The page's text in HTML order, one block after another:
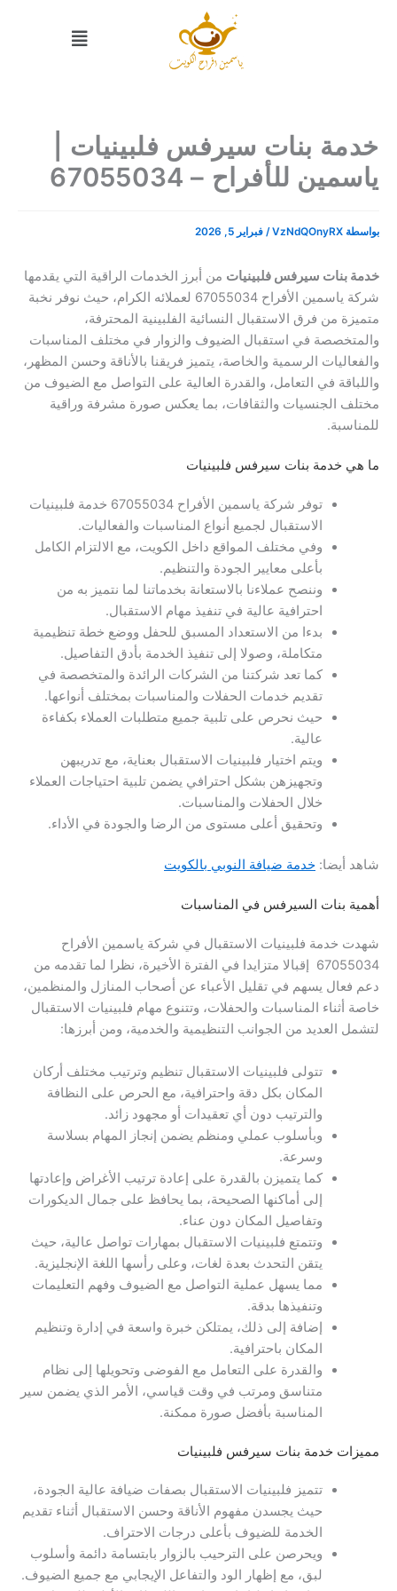
القائمة
خدمة بنات سيرفس فلبينيات |
ياسمين للأفراح – 67055034
بواسطة VzNdQOnyRX
/ فبراير 5, 2026
خدمة بنات سيرفس فلبينيات من أبرز الخدمات الراقية التي يقدمها
شركة ياسمين الأفراح 67055034 لعملائه الكرام، حيث نوفر نخبة
متميزة من فرق الاستقبال النسائية الفلبينية المحترفة،
والمتخصصة في استقبال الضيوف والزوار في مختلف المناسبات
والفعاليات الرسمية والخاصة، يتميز فريقنا بالأناقة وحسن المظهر،
واللباقة في التعامل، والقدرة العالية على التواصل مع الضيوف من
مختلف الجنسيات والثقافات، بما يعكس صورة مشرفة وراقية
للمناسبة.
ما هي خدمة بنات سيرفس فلبينيات
توفر شركة ياسمين الأفراح 67055034 خدمة فلبينيات
الاستقبال لجميع أنواع المناسبات والفعاليات.
وفي مختلف المواقع داخل الكويت، مع الالتزام الكامل
بأعلى معايير الجودة والتنظيم.
وننصح عملاءنا بالاستعانة بخدماتنا لما نتميز به من
احترافية عالية في تنفيذ مهام الاستقبال.
بدءا من الاستعداد المسبق للحفل ووضع خطة تنظيمية
متكاملة، وصولا إلى تنفيذ الخدمة بأدق التفاصيل.
كما تعد شركتنا من الشركات الرائدة والمتخصصة في
تقديم خدمات الحفلات والمناسبات بمختلف أنواعها.
حيث نحرص على تلبية جميع متطلبات العملاء بكفاءة
عالية.
ويتم اختيار فلبينيات الاستقبال بعناية، مع تدريبهن
وتجهيزهن بشكل احترافي يضمن تلبية احتياجات العملاء
خلال الحفلات والمناسبات.
وتحقيق أعلى مستوى من الرضا والجودة في الأداء.
شاهد أيضا: خدمة ضيافة النوبي بالكويت
أهمية بنات السيرفس في المناسبات
شهدت خدمة فلبينيات الاستقبال في شركة ياسمين الأفراح
67055034 إقبالا متزايدا في الفترة الأخيرة، نظرا لما تقدمه من
دعم فعال يسهم في تقليل الأعباء عن أصحاب المنازل والمنظمين،
خاصة أثناء المناسبات والحفلات، وتتنوع مهام فلبينيات الاستقبال
لتشمل العديد من الجوانب التنظيمية والخدمية، ومن أبرزها:
تتولى فلبينيات الاستقبال تنظيم وترتيب مختلف أركان
المكان بكل دقة واحترافية، مع الحرص على النظافة
والترتيب دون أي تعقيدات أو مجهود زائد.
وبأسلوب عملي ومنظم يضمن إنجاز المهام بسلاسة
وسرعة.
كما يتميزن بالقدرة على إعادة ترتيب الأغراض وإعادتها
إلى أماكنها الصحيحة، بما يحافظ على جمال الديكورات
وتفاصيل المكان دون عناء.
وتتمتع فلبينيات الاستقبال بمهارات تواصل عالية، حيث
يتقن التحدث بعدة لغات، وعلى رأسها اللغة الإنجليزية.
مما يسهل عملية التواصل مع الضيوف وفهم التعليمات
وتنفيذها بدقة.
إضافة إلى ذلك، يمتلكن خبرة واسعة في إدارة وتنظيم
المكان باحترافية.
والقدرة على التعامل مع الفوضى وتحويلها إلى نظام
متناسق ومرتب في وقت قياسي، الأمر الذي يضمن سير
المناسبة بأفضل صورة ممكنة.
مميزات خدمة بنات سيرفس فلبينيات
تتميز فلبينيات الاستقبال بصفات ضيافة عالية الجودة،
حيث يجسدن مفهوم الأناقة وحسن الاستقبال أثناء تقديم
الخدمة للضيوف بأعلى درجات الاحتراف.
ويحرصن على الترحيب بالزوار بابتسامة دائمة وأسلوب
لبق، مع إظهار الود والتفاعل الإيجابي مع جميع الضيوف.